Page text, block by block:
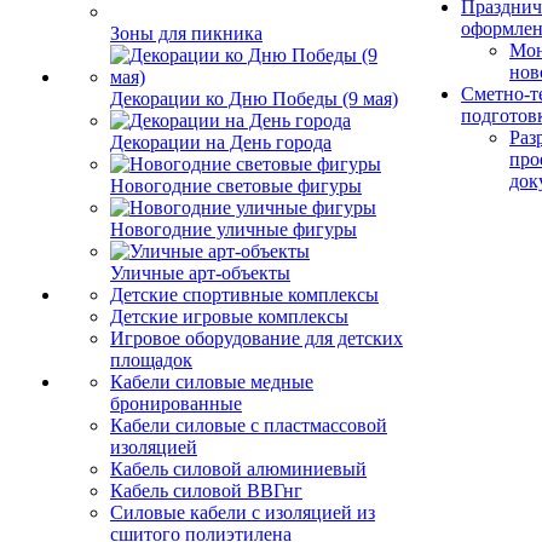
Зоны для пикника
Декорации ко Дню Победы (9 мая)
Декорации на День города
Новогодние световые фигуры
Новогодние уличные фигуры
Уличные арт-объекты
Детские спортивные комплексы
Детские игровые комплексы
Игровое оборудование для детских
площадок
Кабели силовые медные
бронированные
Кабели силовые с пластмассовой
изоляцией
Кабель силовой алюминиевый
Кабель силовой ВВГнг
Силовые кабели с изоляцией из
сшитого полиэтилена
Сметно-